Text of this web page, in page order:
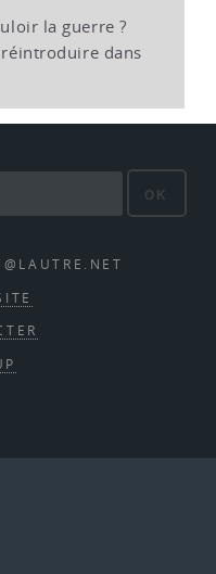
la guerre ?
dans
OK